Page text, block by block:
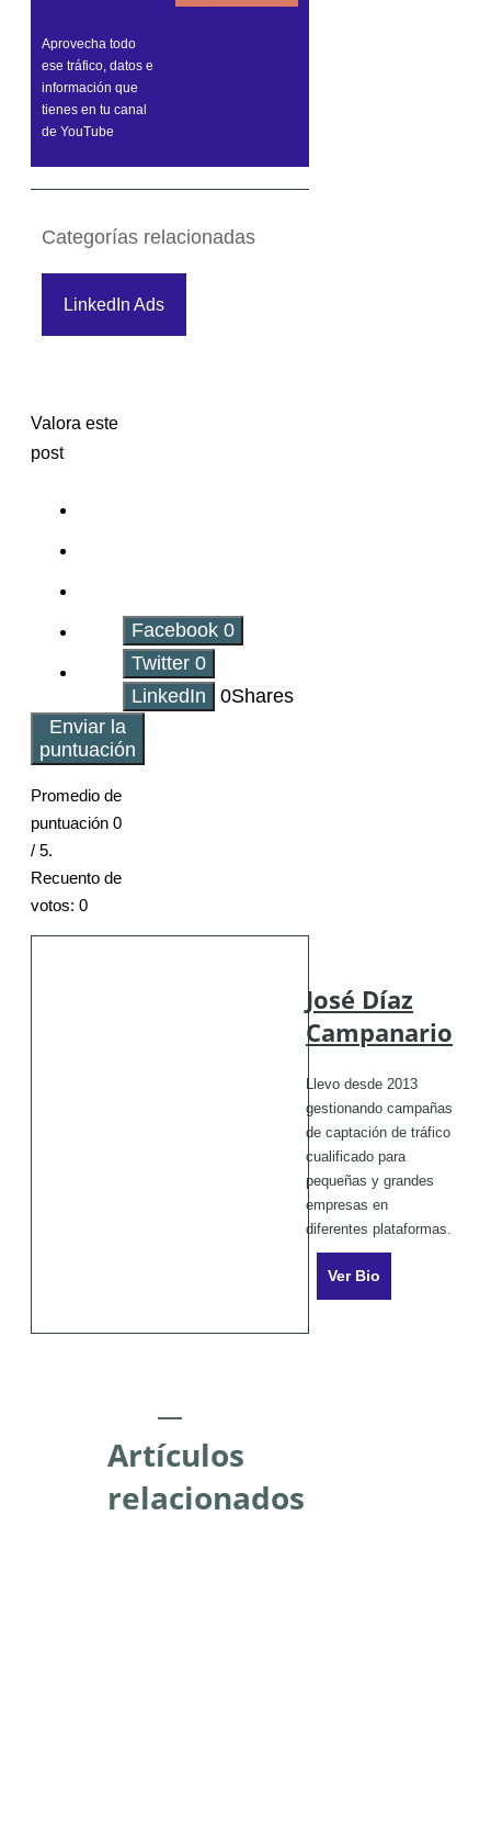
Aprovecha todo
ese tráfico, datos e
información que
tienes en tu canal
de YouTube
Categorías relacionadas
LinkedIn Ads
Valora este
post
Enviar la
puntuación
Promedio de
puntuación 0
/ 5.
Recuento de
votos: 0
Facebook 0
Twitter 0
LinkedIn
0Shares
José Díaz
Campanario
Llevo desde 2013
gestionando campañas
de captación de tráfico
cualificado para
pequeñas y grandes
empresas en
diferentes plataformas.
Ver Bio
Artículos
relacionados